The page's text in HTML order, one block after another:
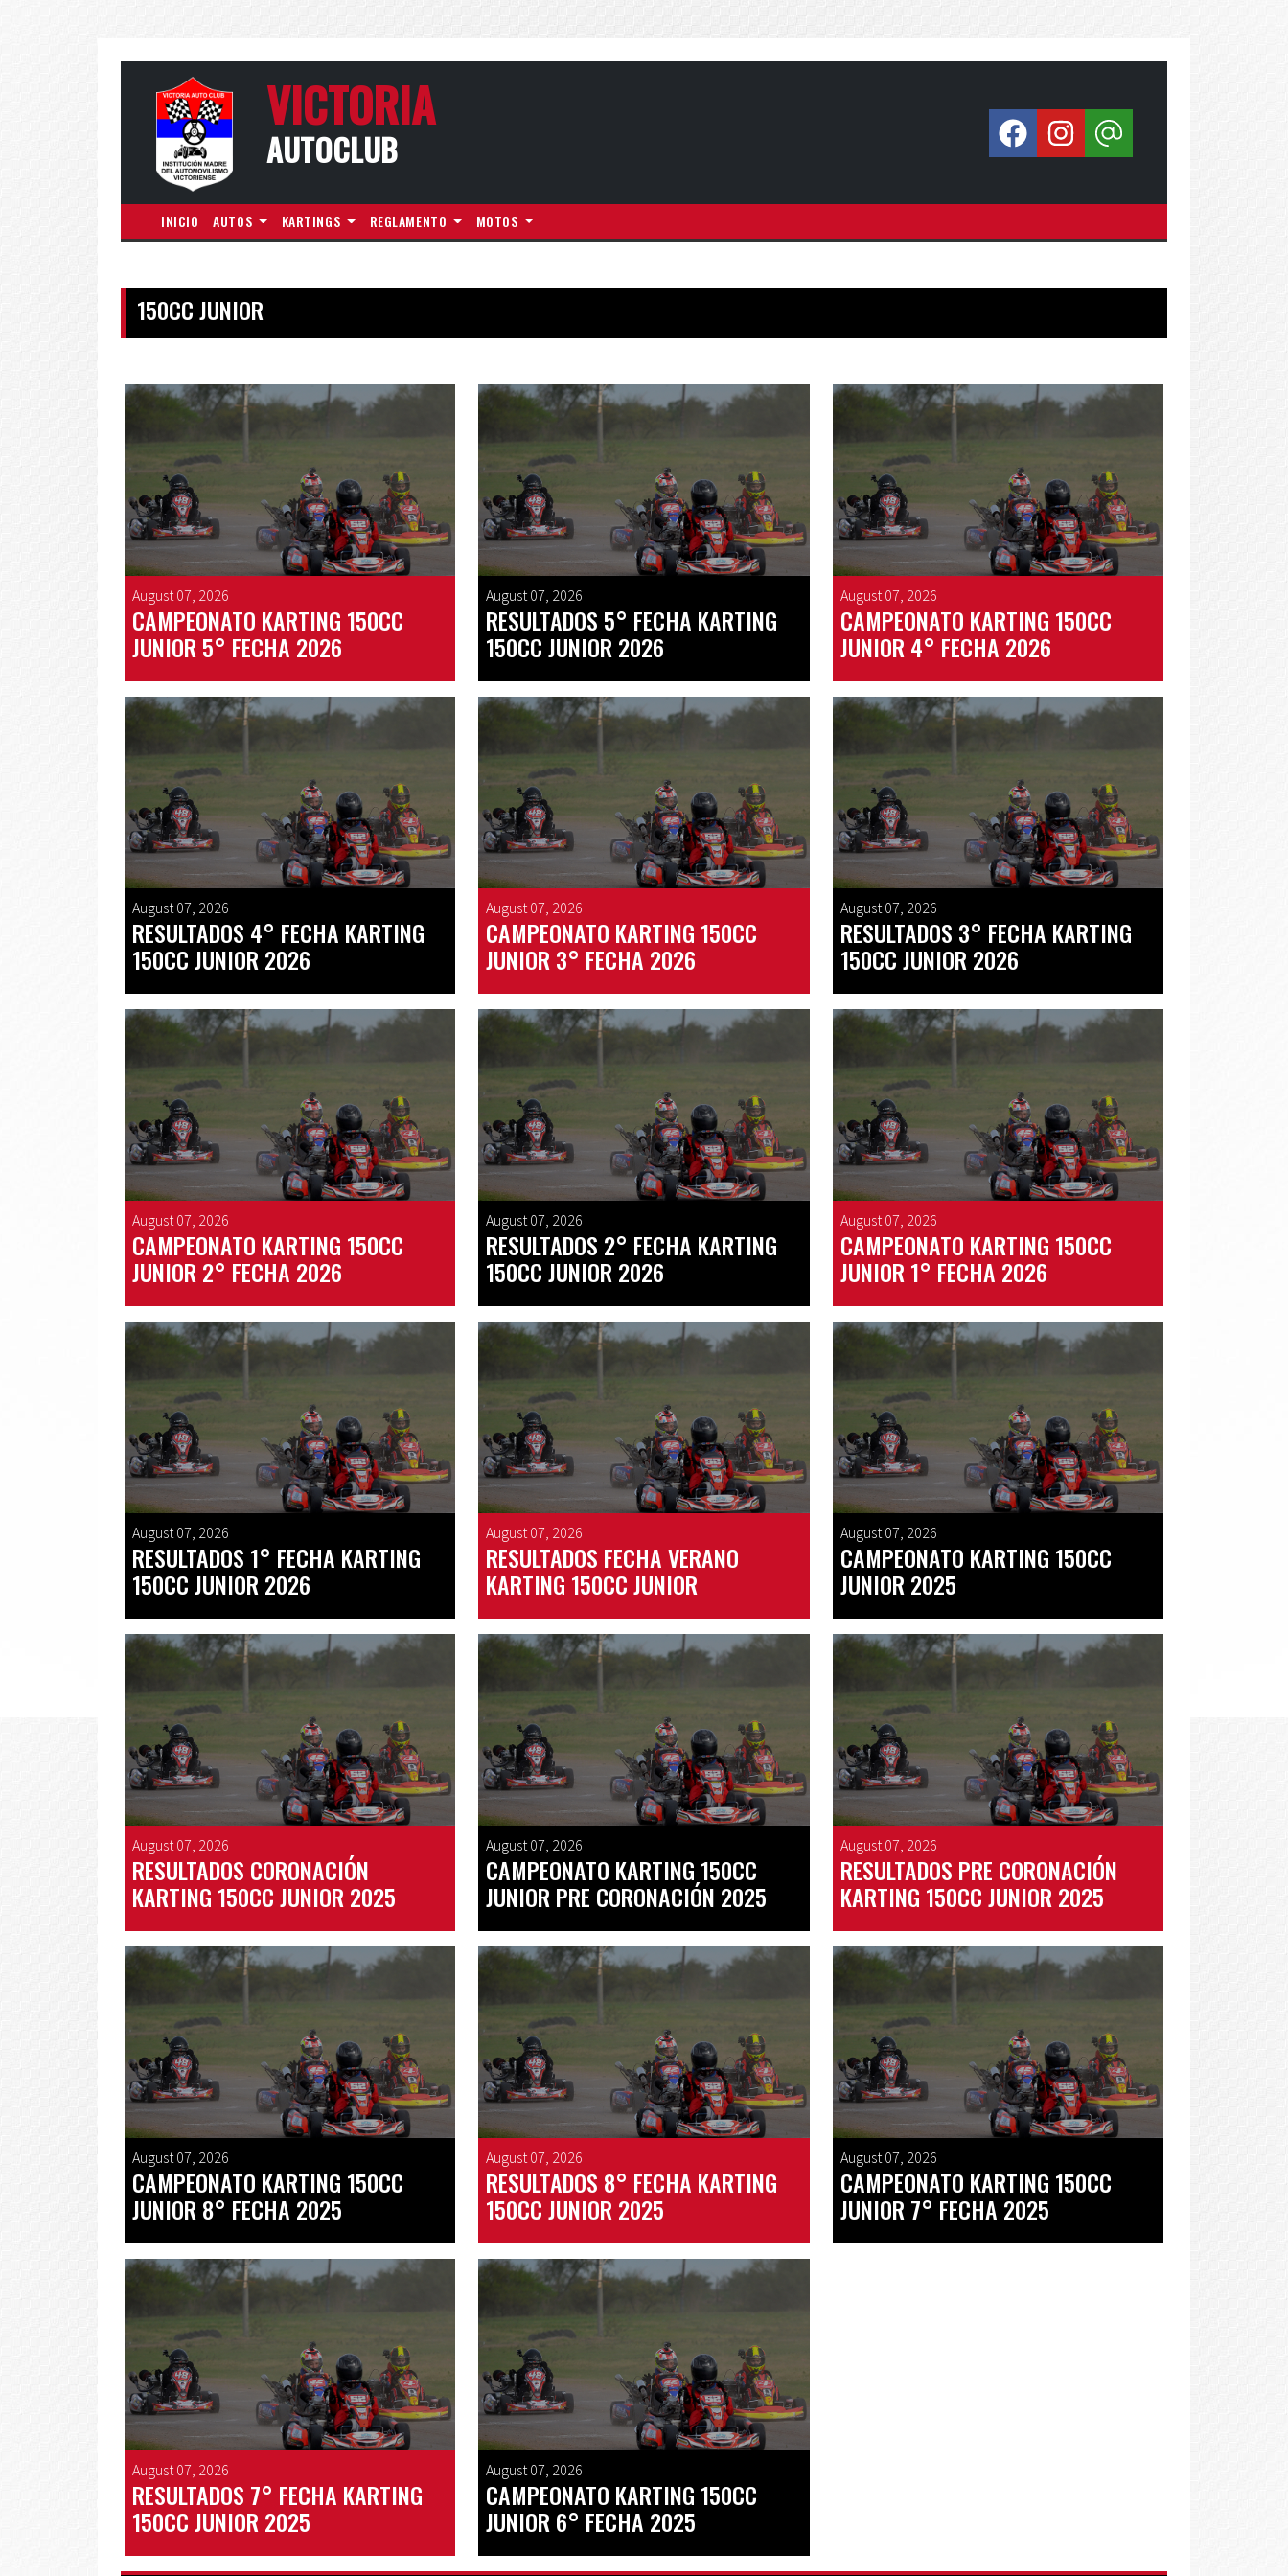
VICTORIA
AUTOCLUB
INICIO AUTOS KARTINGS REGLAMENTO MOTOS
150CC JUNIOR
August 07, 2026
CAMPEONATO KARTING 150CC
JUNIOR 5° FECHA 2026
August 07, 2026
RESULTADOS 5° FECHA KARTING
150CC JUNIOR 2026
August 07, 2026
CAMPEONATO KARTING 150CC
JUNIOR 4° FECHA 2026
August 07, 2026
RESULTADOS 4° FECHA KARTING
150CC JUNIOR 2026
August 07, 2026
CAMPEONATO KARTING 150CC
JUNIOR 3° FECHA 2026
August 07, 2026
RESULTADOS 3° FECHA KARTING
150CC JUNIOR 2026
August 07, 2026
CAMPEONATO KARTING 150CC
JUNIOR 2° FECHA 2026
August 07, 2026
RESULTADOS 2° FECHA KARTING
150CC JUNIOR 2026
August 07, 2026
CAMPEONATO KARTING 150CC
JUNIOR 1° FECHA 2026
August 07, 2026
RESULTADOS 1° FECHA KARTING
150CC JUNIOR 2026
August 07, 2026
RESULTADOS FECHA VERANO
KARTING 150CC JUNIOR
August 07, 2026
CAMPEONATO KARTING 150CC
JUNIOR 2025
August 07, 2026
RESULTADOS CORONACIÓN
KARTING 150CC JUNIOR 2025
August 07, 2026
CAMPEONATO KARTING 150CC
JUNIOR PRE CORONACIÓN 2025
August 07, 2026
RESULTADOS PRE CORONACIÓN
KARTING 150CC JUNIOR 2025
August 07, 2026
CAMPEONATO KARTING 150CC
JUNIOR 8° FECHA 2025
August 07, 2026
RESULTADOS 8° FECHA KARTING
150CC JUNIOR 2025
August 07, 2026
CAMPEONATO KARTING 150CC
JUNIOR 7° FECHA 2025
August 07, 2026
RESULTADOS 7° FECHA KARTING
150CC JUNIOR 2025
August 07, 2026
CAMPEONATO KARTING 150CC
JUNIOR 6° FECHA 2025